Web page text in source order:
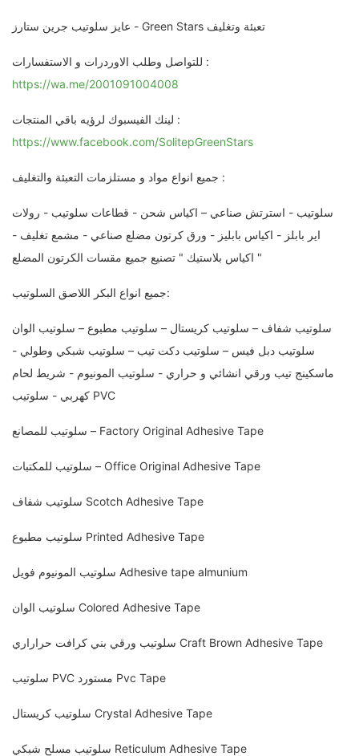
عايز سلوتيب جرين ستارز - Green Stars تعبئة وتغليف
للتواصل وطلب الاوردرات و الاستفسارات :
https://wa.me/2001091004008
لينك الفيسبوك لرؤيه باقي المنتجات :
https://www.facebook.com/SolitepGreenStars
جميع انواع مواد و مستلزمات التعبئة والتغليف :
سلوتيب - استرتش صناعي – اكياس شحن - قطاعات سلوتيب - رولات
اير بابلز - اكياس بابليز - ورق كرتون مضلع صناعي - مشمع تغليف -
اكياس بلاستيك " تصنيع جميع مقسات الكرتون المضلع "
جميع انواع البكر اللاصق السلوتيب:
سلوتيب شفاف – سلوتيب كريستال – سلوتيب مطبوع – سلوتيب الوان
سلوتيب دبل فيس – سلوتيب دكت تيب – سلوتيب شبكي وطولي -
ماسكينج تيب ورقي انشائي و حراري - سلوتيب المونيوم - شريط لحام
كهربي - سلوتيب PVC
سلوتيب للمصانع – Factory Original Adhesive Tape
سلوتيب للمكتبات – Office Original Adhesive Tape
سلوتيب شفاف Scotch Adhesive Tape
سلوتيب مطبوع Printed Adhesive Tape
سلوتيب المونيوم فويل Adhesive tape almunium
سلوتيب الوان Colored Adhesive Tape
سلوتيب ورقي بني كرافت حراراري Craft Brown Adhesive Tape
سلوتيب PVC مستورد Pvc Tape
سلوتيب كريستال Crystal Adhesive Tape
سلوتيب مسلح شبكي Reticulum Adhesive Tape